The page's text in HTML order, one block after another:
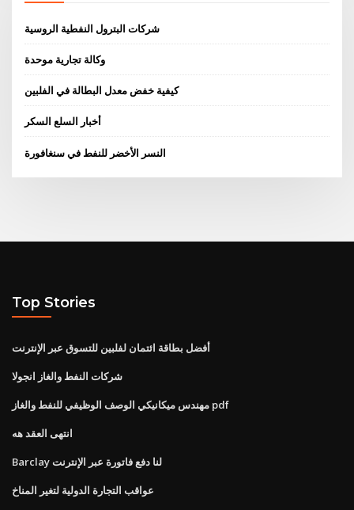
شركات البترول النفطية الروسية
وكالة تجارية موحدة
كيفية خفض معدل البطالة في الفلبين
أخبار السلع السكر
النسر الأخضر للنفط في سنغافورة
Top Stories
أفضل بطاقة ائتمان لفلبين للتسوق عبر الإنترنت
شركات النفط والغاز انجولا
مهندس ميكانيكي الوصف الوظيفي للنفط والغاز pdf
انتهى العقد هه
Barclay لنا دفع فاتورة عبر الإنترنت
عواقب التجارة الدولية لتغير المناخ